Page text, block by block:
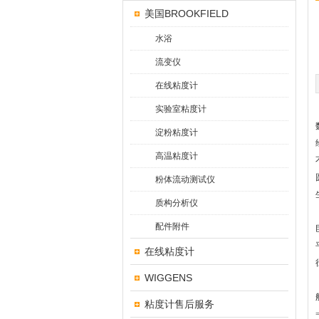
美国BROOKFIELD
水浴
流变仪
在线粘度计
实验室粘度计
淀粉粘度计
高温粘度计
粉体流动测试仪
质构分析仪
配件附件
在线粘度计
WIGGENS
粘度计售后服务